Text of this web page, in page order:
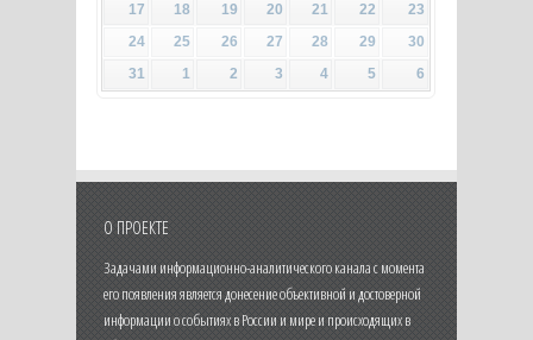
17
18 19 20 21 22
23
24
25 26 27 28 29
30
31
1 2 3 4 5 6
О ПРОЕКТЕ
Задачами информационно-аналитического канала с момента
его появления является донесение объективной и достоверной
информации о событиях в России и мире и происходящих в